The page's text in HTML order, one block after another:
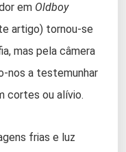
em Oldboy
artigo) tornou-se
mas pela câmera
nos a testemunhar
cortes ou alívio.
frias e luz